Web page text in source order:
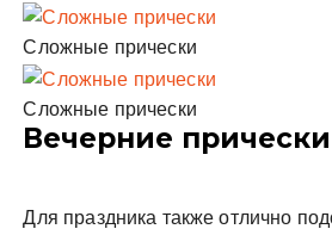
Сложные прически
Сложные прически
Вечерние прически
Для праздника также отлично